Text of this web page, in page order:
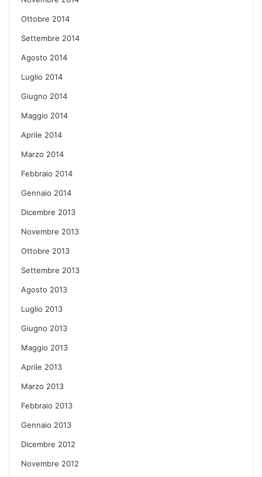
Ottobre 2014
Settembre 2014
Agosto 2014
Luglio 2014
Giugno 2014
Maggio 2014
Aprile 2014
Marzo 2014
Febbraio 2014
Gennaio 2014
Dicembre 2013
Novembre 2013
Ottobre 2013
Settembre 2013
Agosto 2013
Luglio 2013
Giugno 2013
Maggio 2013
Aprile 2013
Marzo 2013
Febbraio 2013
Gennaio 2013
Dicembre 2012
Novembre 2012